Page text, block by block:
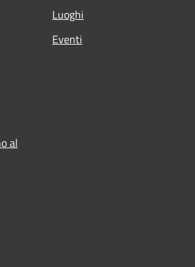
Luoghi
Eventi
al